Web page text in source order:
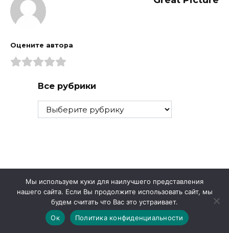
Оцените автора
Все рубрики
Все
рубрики
Мы используем куки для наилучшего представления
нашего сайта. Если Вы продолжите использовать сайт, мы
будем считать что Вас это устраивает.
Ок
Политика конфиденциальности